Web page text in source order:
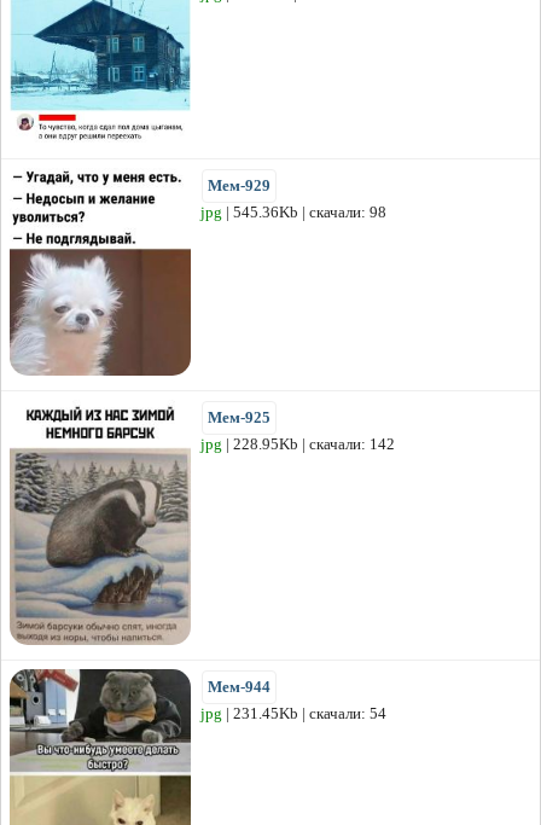
Мем-929
jpg | 545.36Kb | скачали: 98
Мем-925
jpg | 228.95Kb | скачали: 142
Мем-944
jpg | 231.45Kb | скачали: 54